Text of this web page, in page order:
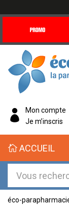
Offres
éco-
éco-
Mon compte
Je m’inscris
ACCUEIL
éco-